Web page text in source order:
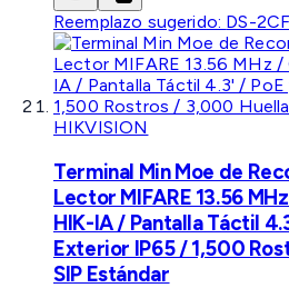
Reemplazo sugerido: DS-
HIKVISION
Terminal Min Moe de
Lector MIFARE 13.56
HIK-IA / Pantalla Táctil
Exterior IP65 / 1,500
SIP Estándar